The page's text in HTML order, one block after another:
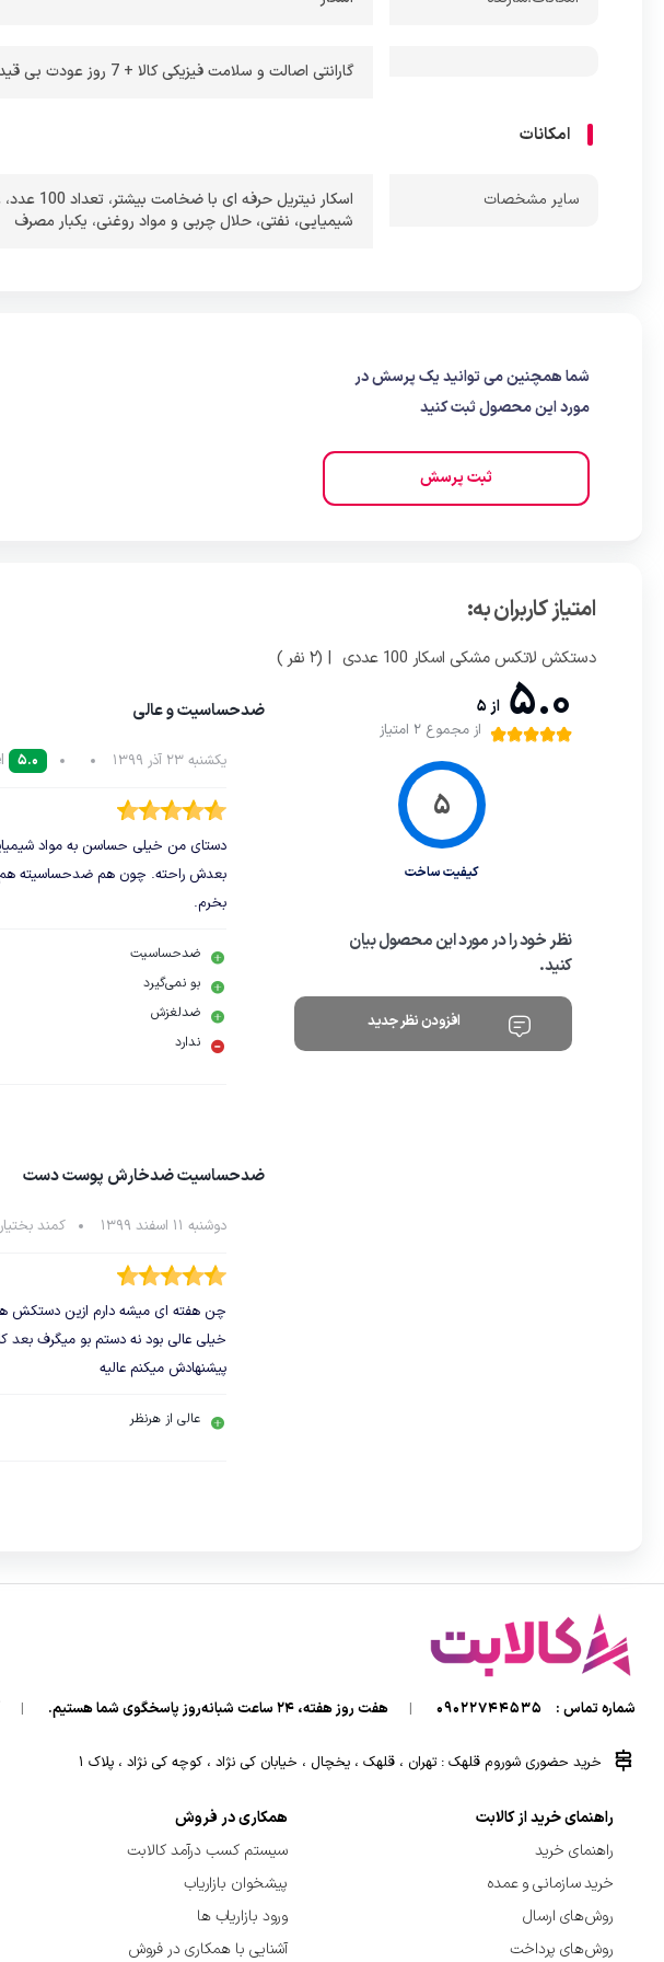
فرسودگی و پارگی نخواهد شد. این
و مقاومت بالایی در مقابل مواد
همین دلیل، دوام و عمر طولانی دارد.
گارانتی اصالت و سلامت فیزیکی کالا + 7 روز عودت بی قید و شرط
امکانات
ساير مشخصات اسکار نیتریل حرفه ای با ضخامت بیشتر،تعداد 100 عدد ،
شیمیایی، نفتی، حلال چربی و مواد روغنی، یکبار مصرف
شما همچنین می توانید یک پرسش در
مورد این محصول ثبت کنید
ثبت پرسش
امتیاز کاربران به:
دستکش لاتکس مشکی اسکار 100 عددی | (2 نفر )
5.0 از 5
از مجموع 2 امتیاز
کیفیت ساخت
نظر خود را در مورد این محصول بیان
کنید.
افزودن نظر جدید
ضدحساسیت و عالی
یکشنبه 23 آذر 1399 5.0
دستای من خیلی حساسن به مواد
بعدش راحته. چون هم ضدحساسیته هم
بخرم.
ضدحساسیت
بو نمی‌گیرد
ضدلغزش
ندارد
ضدحساسیت ضدخارش پوست دست
دوشنبه 11 اسفند 1399 کمند
چن هفته ای میشه دارم ازین دستکش
خیلی عالی بود نه دستم بو میگرف بعد
پیشنهادش میکنم عالیه
عالی از هرنظر
شماره تماس : 09022744535
| هفت روز هفته، ۲۴ ساعت شبانه‌روز پاسخگوی شما هستیم. |
خرید حضوری شوروم قلهک : تهران ، قلهک ، یخچال ، خیابان کی نژاد ، کوچه کی نژاد ، پلاک ۱
راهنمای خرید از کالابت
راهنمای خرید
خرید سازمانی و عمده
روش‌های ارسال
روش‌های پرداخت
همکاری در فروش
سیستم کسب درآمد کالابت
پیشخوان بازاریاب
ورود بازاریاب ها
آشنایی با همکاری در فروش